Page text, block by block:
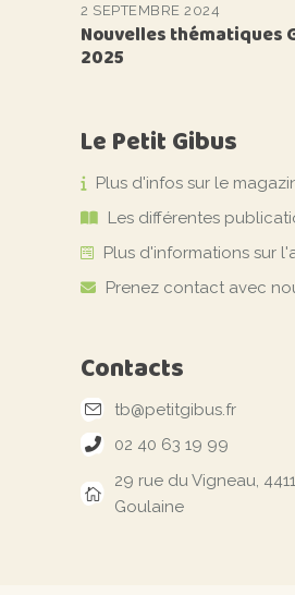
2 SEPTEMBRE 2024
Nouvelles thématiques
2025
Le Petit Gibus
Plus d'infos sur le
Les différentes
Plus d'informations sur
Prenez contact avec
Contacts
tb@petitgibus.fr
02 40 63 19 99
29 rue du Vigneau,
Goulaine